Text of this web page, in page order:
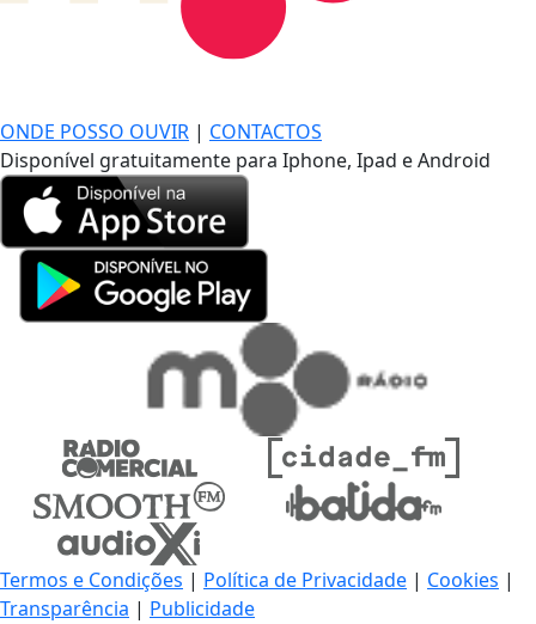
ONDE POSSO OUVIR | CONTACTOS
Disponível gratuitamente para Iphone, Ipad e Android
Termos e Condições | Política de Privacidade | Cookies |
Transparência | Publicidade